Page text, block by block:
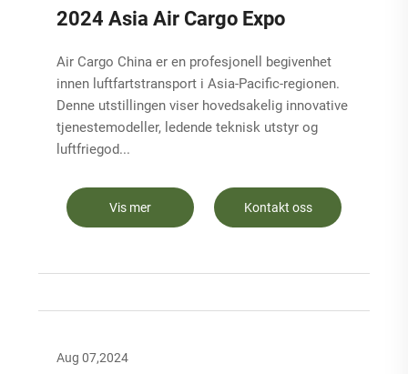
2024 Asia Air Cargo Expo
Air Cargo China er en profesjonell begivenhet
innen luftfartstransport i Asia-Pacific-regionen.
Denne utstillingen viser hovedsakelig innovative
tjenestemodeller, ledende teknisk utstyr og
luftfriegod...
Vis mer Kontakt oss
Aug 07,2024